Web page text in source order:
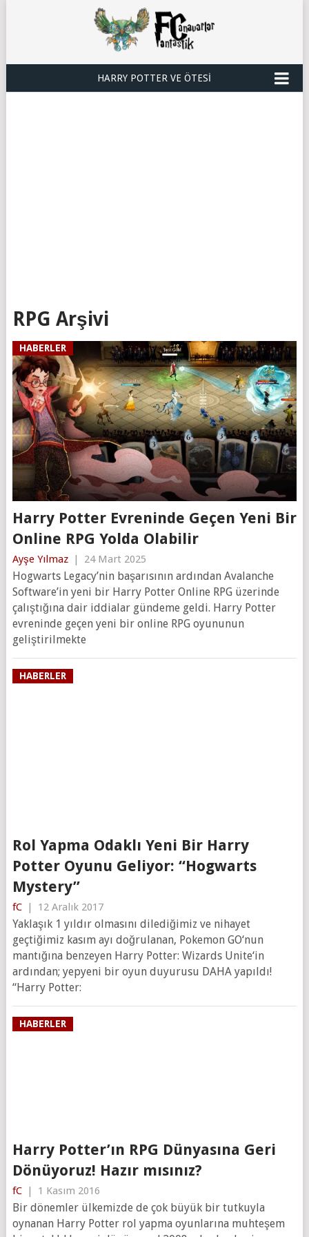
HARRY POTTER VE ÖTESI
RPG Arşivi
HABERLER
Harry Potter Evreninde Geçen Yeni Bir
Online RPG Yolda Olabilir
Ayşe Yılmaz 24 Mart 2025
Hogwarts Legacy’nin başarısının ardından Avalanche
Software’in yeni bir Harry Potter Online RPG üzerinde
çalıştığına dair iddialar gündeme geldi. Harry Potter
evreninde geçen yeni bir online RPG oyununun
geliştirilmekte
HABERLER
Rol Yapma Odaklı Yeni Bir Harry
Potter Oyunu Geliyor: “Hogwarts
Mystery”
fC | 12 Aralık 2017
Yaklaşık 1 yıldır olmasını dilediğimiz ve nihayet
geçtiğimiz kasım ayı doğrulanan, Pokemon GO‘nun
mantığına benzeyen Harry Potter: Wizards Unite‘in
ardından; yepyeni bir oyun duyurusu DAHA yapıldı!
“Harry Potter:
HABERLER
Harry Potter’ın RPG Dünyasına Geri
Dönüyoruz! Hazır mısınız?
fC | 1 Kasım 2016
Bir dönemler ülkemizde de çok büyük bir tutkuyla
oynanan Harry Potter rol yapma oyunlarına muhteşem